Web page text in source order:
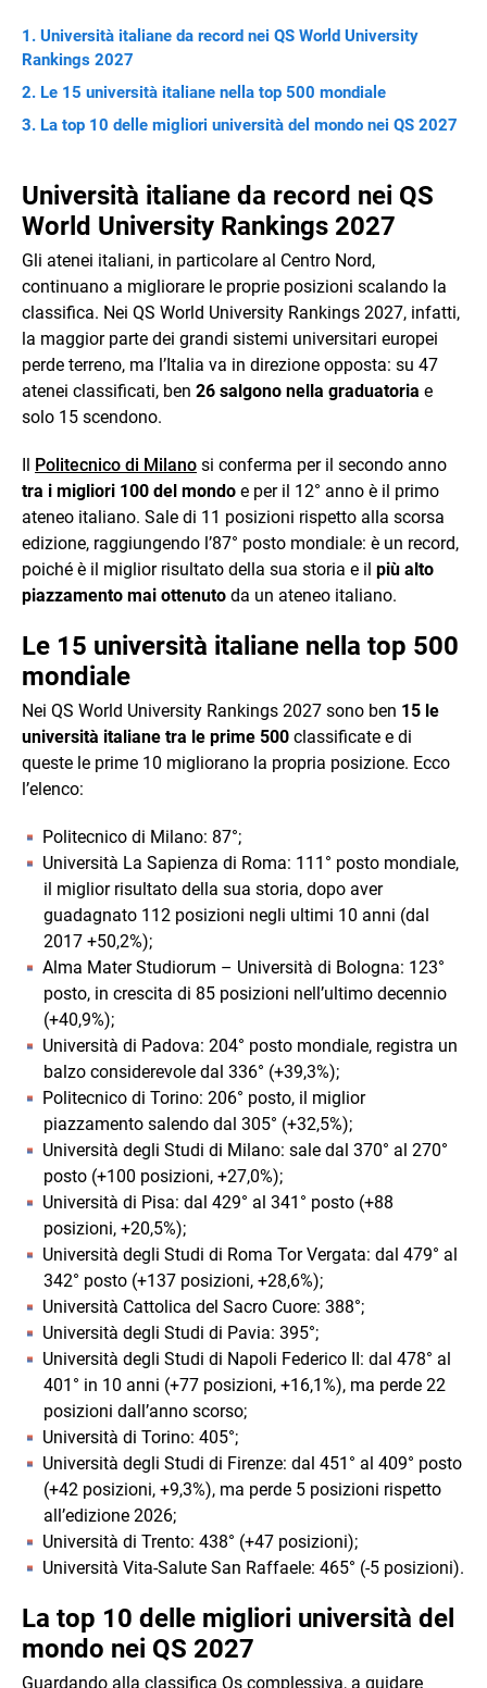
Università italiane da record nei QS World University
Rankings 2027
Le 15 università italiane nella top 500 mondiale
La top 10 delle migliori università del mondo nei QS 2027
Università italiane da record nei QS
World University Rankings 2027
Gli atenei italiani, in particolare al Centro Nord,
continuano a migliorare le proprie posizioni scalando la
classifica. Nei QS World University Rankings 2027, infatti,
la maggior parte dei grandi sistemi universitari europei
perde terreno, ma l’Italia va in direzione opposta: su 47
atenei classificati, ben 26 salgono nella graduatoria e
solo 15 scendono.
Il Politecnico di Milano si conferma per il secondo anno
tra i migliori 100 del mondo e per il 12° anno è il primo
ateneo italiano. Sale di 11 posizioni rispetto alla scorsa
edizione, raggiungendo l’87° posto mondiale: è un record,
poiché è il miglior risultato della sua storia e il più alto
piazzamento mai ottenuto da un ateneo italiano.
Le 15 università italiane nella top 500
mondiale
Nei QS World University Rankings 2027 sono ben 15 le
università italiane tra le prime 500 classificate e di
queste le prime 10 migliorano la propria posizione. Ecco
l’elenco:
Politecnico di Milano: 87°;
Università La Sapienza di Roma: 111° posto mondiale,
il miglior risultato della sua storia, dopo aver
guadagnato 112 posizioni negli ultimi 10 anni (dal
2017 +50,2%);
Alma Mater Studiorum – Università di Bologna: 123°
posto, in crescita di 85 posizioni nell’ultimo decennio
(+40,9%);
Università di Padova: 204° posto mondiale, registra un
balzo considerevole dal 336° (+39,3%);
Politecnico di Torino: 206° posto, il miglior
piazzamento salendo dal 305° (+32,5%);
Università degli Studi di Milano: sale dal 370° al 270°
posto (+100 posizioni, +27,0%);
Università di Pisa: dal 429° al 341° posto (+88
posizioni, +20,5%);
Università degli Studi di Roma Tor Vergata: dal 479° al
342° posto (+137 posizioni, +28,6%);
Università Cattolica del Sacro Cuore: 388°;
Università degli Studi di Pavia: 395°;
Università degli Studi di Napoli Federico II: dal 478° al
401° in 10 anni (+77 posizioni, +16,1%), ma perde 22
posizioni dall’anno scorso;
Università di Torino: 405°;
Università degli Studi di Firenze: dal 451° al 409° posto
(+42 posizioni, +9,3%), ma perde 5 posizioni rispetto
all’edizione 2026;
Università di Trento: 438° (+47 posizioni);
Università Vita-Salute San Raffaele: 465° (-5 posizioni).
La top 10 delle migliori università del
mondo nei QS 2027
Guardando alla classifica Qs complessiva, a guidare